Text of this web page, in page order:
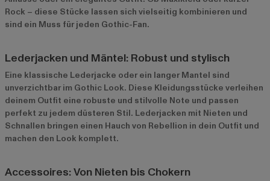
Rock – diese Stücke lassen sich vielseitig kombinieren und
sind ein Muss für jeden Gothic-Fan.
Lederjacken und Mäntel: Robust und stylisch
Eine klassische Lederjacke oder ein langer Mantel sind
unverzichtbar im Gothic Look. Diese Kleidungsstücke verleihen
deinem Outfit eine robuste und stilvolle Note und passen
perfekt zu jedem düsteren Stil. Lederjacken mit Nieten und
Schnallen bringen einen Hauch von Rebellion in dein Outfit und
machen den Look komplett.
Accessoires: Von Nieten bis Chokern